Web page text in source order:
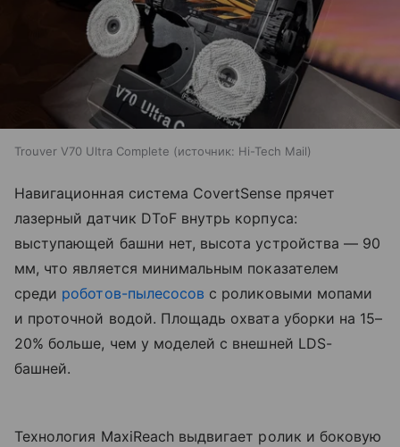
Trouver V70 Ultra Complete источник: Hi-Tech Mail
Навигационная система CovertSense прячет
лазерный датчик DToF внутрь корпуса:
выступающей башни нет, высота устройства — 90
мм, что является минимальным показателем
среди роботов-пылесосов с роликовыми мопами
и проточной водой. Площадь охвата уборки на 15–
20% больше, чем у моделей с внешней LDS-
башней.
Технология MaxiReach выдвигает ролик и боковую